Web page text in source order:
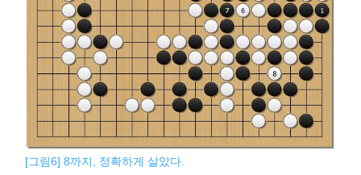
[그림6] 8까지, 정확하게 살았다.